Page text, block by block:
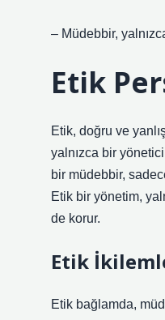
– Müdebbir,
Etik
Etik, doğru ve
yalnızca bir
bir müdebbir,
Etik bir yönetim,
de korur.
Etik
Etik bağlamda,